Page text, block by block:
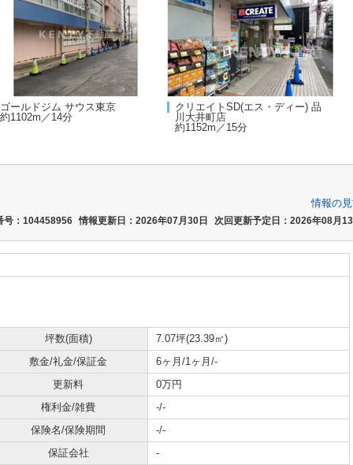
ゴールドジム サウス東京
約1102m／14分
クリエイトSD(エス・ディー) 品
川大井町店
約1152m／15分
情報の
号：104458956 情報更新日：2026年07月30日 次回更新予定日：2026年08月13
坪数(面積)
7.07坪(23.39㎡)
敷金/礼金/保証金
6ヶ月/1ヶ月/-
更新料
0万円
権利金/雑費
-/-
保険名/保険期間
-/-
保証会社 -